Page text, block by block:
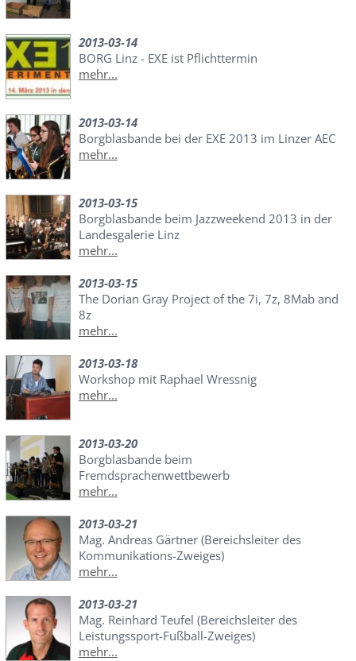
2013-03-14
BORG Linz - EXE ist Pflichttermin
mehr...
2013-03-14
Borgblasbande bei der EXE 2013 im Linzer AEC
mehr...
2013-03-15
Borgblasbande beim Jazzweekend 2013 in der
Landesgalerie Linz
mehr...
2013-03-15
The Dorian Gray Project of the 7i, 7z, 8Mab and
8z
mehr...
2013-03-18
Workshop mit Raphael Wressnig
mehr...
2013-03-20
Borgblasbande beim
Fremdsprachenwettbewerb
mehr...
2013-03-21
Mag. Andreas Gärtner (Bereichsleiter des
Kommunikations-Zweiges)
mehr...
2013-03-21
Mag. Reinhard Teufel (Bereichsleiter des
Leistungssport-Fußball-Zweiges)
mehr...